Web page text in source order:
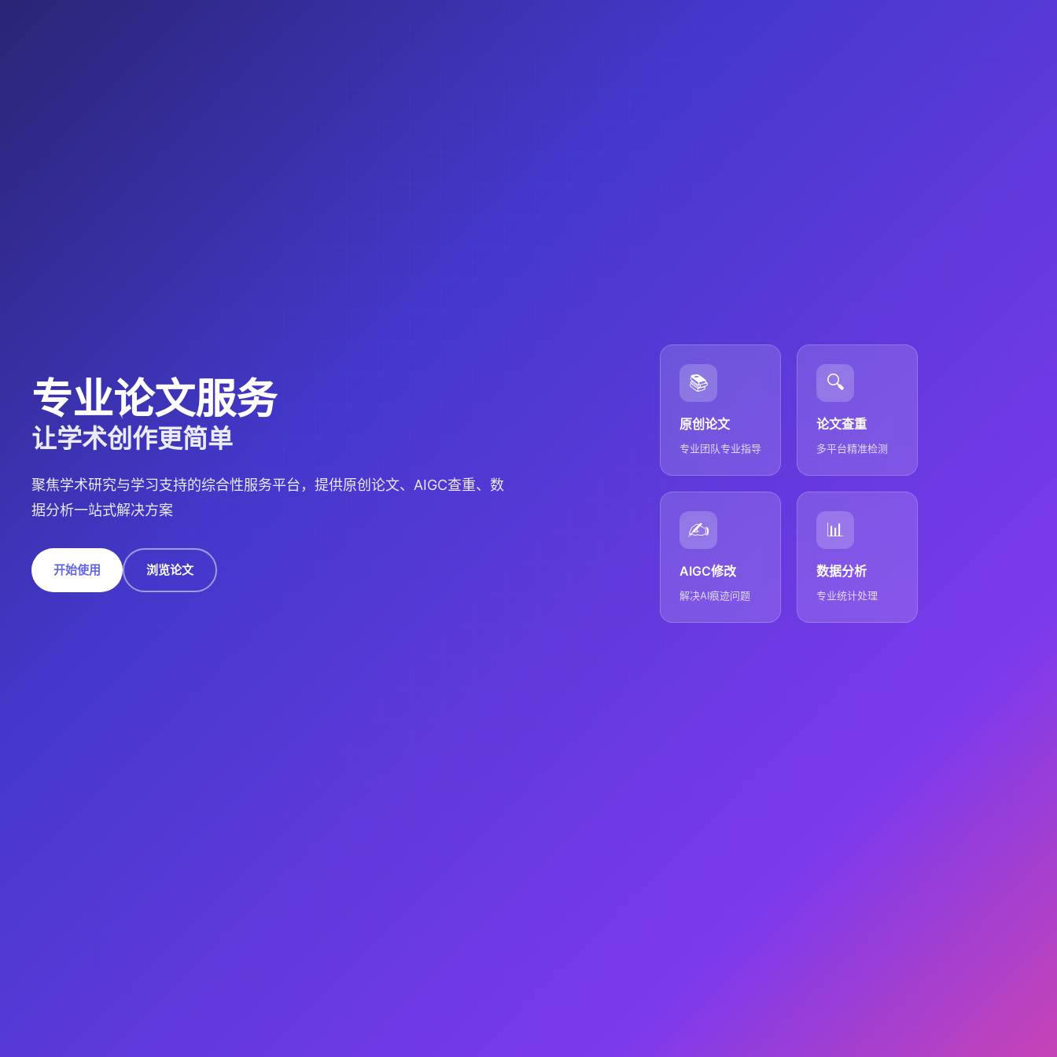
专业论文服务
让学术创作更简单
聚焦学术研究与学习支持的综合性服务平台，提供原创论文、AIGC查重、数
据分析一站式解决方案
开始使用 浏览论文
📚
原创论文
专业团队专业指导
🔍
论文查重
多平台精准检测
✍️
AIGC修改
解决AI痕迹问题
📊
数据分析
专业统计处理